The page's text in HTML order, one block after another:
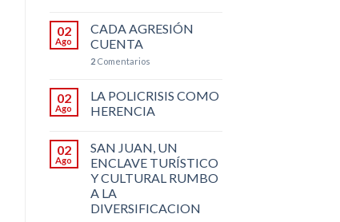
02
Ago
CADA AGRESIÓN
CUENTA
2Comentarios
02
Ago
LA POLICRISIS COMO
HERENCIA
02
Ago
SAN JUAN, UN
ENCLAVE TURÍSTICO
Y CULTURAL RUMBO
A LA
DIVERSIFICACION